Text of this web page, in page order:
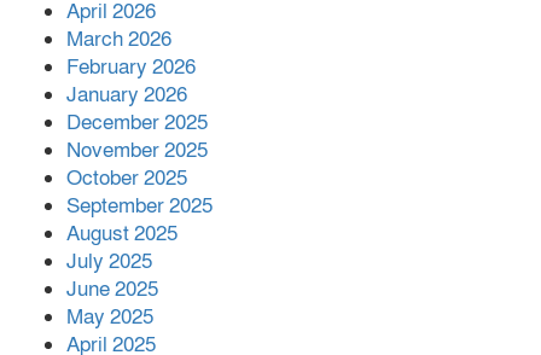
‘জ্বিন হাজিরে স্বর্ণ দ্বিগুণ’— প্রতারণার ফাঁদে ১৭
নারী,দুলারহাটে চক্রের ৪ সদস্য গ্রেফতার।
৩০ জুলাই একযোগে এসএসসির ফল প্রকাশ।
April 2026
March 2026
February 2026
January 2026
December 2025
November 2025
October 2025
September 2025
August 2025
July 2025
June 2025
May 2025
April 2025